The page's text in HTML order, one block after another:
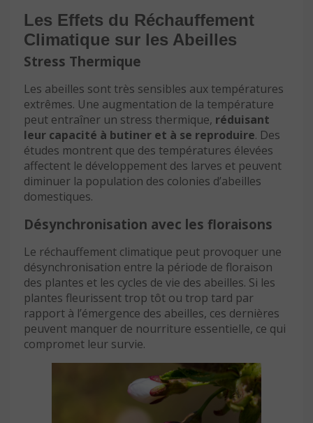
Les Effets du Réchauffement
Climatique sur les Abeilles
Stress Thermique
Les abeilles sont très sensibles aux températures
extrêmes. Une augmentation de la température
peut entraîner un stress thermique, réduisant
leur capacité à butiner et à se reproduire. Des
études montrent que des températures élevées
affectent le développement des larves et peuvent
diminuer la population des colonies d’abeilles
domestiques.
Désynchronisation avec les floraisons
Le réchauffement climatique peut provoquer une
désynchronisation entre la période de floraison
des plantes et les cycles de vie des abeilles. Si les
plantes fleurissent trop tôt ou trop tard par
rapport à l’émergence des abeilles, ces dernières
peuvent manquer de nourriture essentielle, ce qui
compromet leur survie.